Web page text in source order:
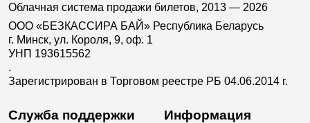
Облачная система продажи билетов, 2013 — 2026
ООО «БЕЗКАССИРА БАЙ» Республика Беларусь
г. Минск, ул. Короля, 9, оф. 1
УНП 193615562
.
Зарегистрирован в Торговом реестре РБ 04.06.2014 г.
Служба поддержки Информация